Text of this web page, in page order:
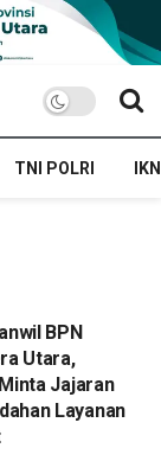
TNI POLRI IKN
BPN
Utara,
Jajaran
Layanan